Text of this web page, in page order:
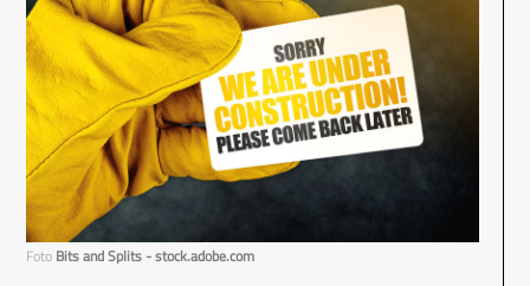
Foto Bits and Splits - stock.adobe.com